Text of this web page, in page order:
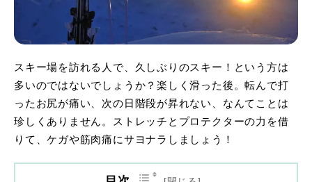
スキー場を訪れる人で、久しぶりのスキー！という方は
多いのではないでしょうか？楽しく滑った後。転んで打
ったお尻が痛い、次の日階段が昇れない、なんてことは
珍しくありません。ストレッチとプロテクターの力を借
りて、ケガや筋肉痛にサヨナラしましょう！